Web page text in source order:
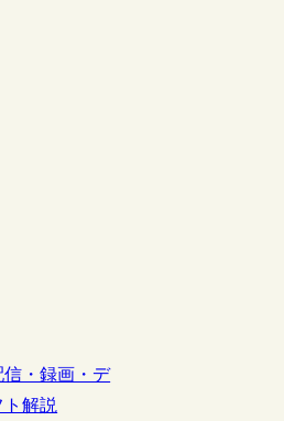
・録画・デ
解説